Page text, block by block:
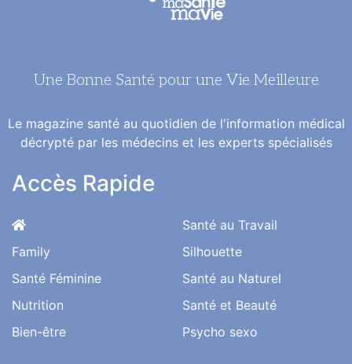
Une Bonne Santé pour une Vie Meilleure
Le magazine santé au quotidien de l'information médical
décrypté par les médecins et les experts spécialisés
Accès Rapide
Family
Santé Féminine
Nutrition
Bien-être
Santé au Travail
Silhouette
Santé au Naturel
Santé et Beauté
Psycho sexo